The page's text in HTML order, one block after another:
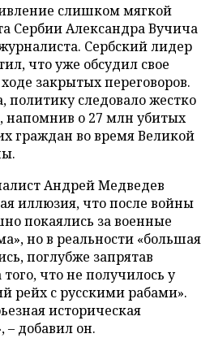
слишком мягкой
Сербии Александра Вучича
Сербский лидер
что уже обсудил свое
закрытых переговоров.
следовало жестко
напомнив о 27 млн убитых
граждан во время Великой
Андрей Медведев
иллюзия, что после войны
покаялись за военные
но в реальности «большая
поглубже запрятав
что не получилось у
рейх с русскими рабами».
историческая
– добавил он.